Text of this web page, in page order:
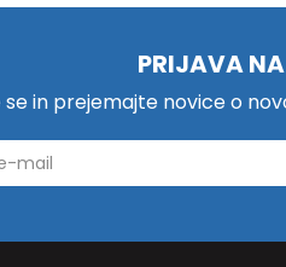
PRIJAVA
se in prejemajte novice o